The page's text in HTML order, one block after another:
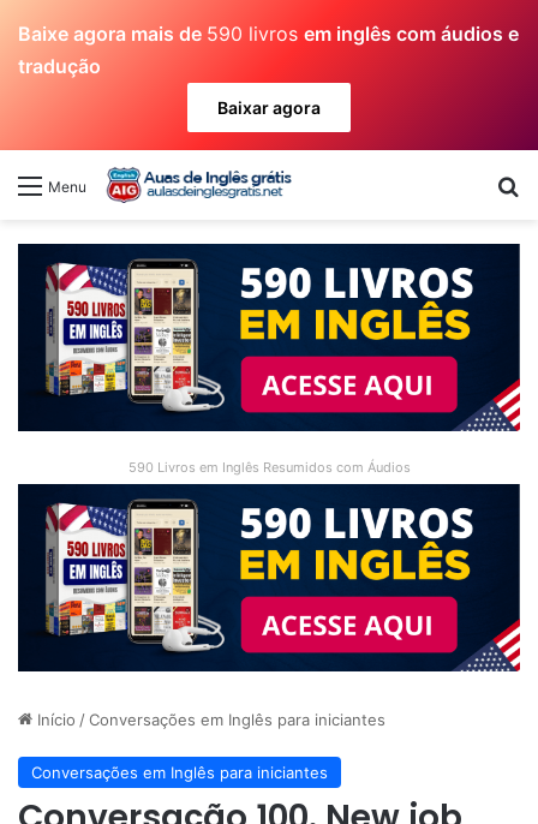
Baixe agora mais de 590 livros em inglês com áudios e
tradução
Baixar agora
Menu
590 Livros em Inglês Resumidos com Áudios
Início /Conversações em Inglês para iniciantes
Conversações em Inglês para iniciantes